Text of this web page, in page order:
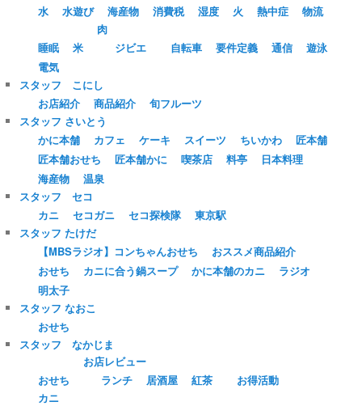
水
水遊び 海産物 消費税 湿度 火 熱中症 物流
睡眠 米
肉
ジビエ
自転車 要件定義 通信
遊泳
電気
スタッフ こにし
お店紹介
商品紹介
旬フルーツ
スタッフ さいとう
かに本舗
カフェ ケーキ スイーツ ちいかわ
匠本舗
匠本舗おせち
匠本舗かに 喫茶店 料亭
日本料理
海産物
温泉
スタッフ セコ
カニ
セコガニ セコ探検隊
東京駅
スタッフ たけだ
【MBSラジオ】コンちゃんおせち
おススメ商品紹介
おせち
カニに合う鍋スープ かに本舗のカニ
ラジオ
明太子
スタッフ なおこ
おせち
スタッフ なかじま
おせち
お店レビュー
ランチ
居酒屋 紅茶
お得活動
カニ